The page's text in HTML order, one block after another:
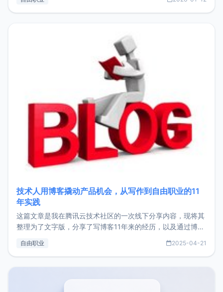
收入下降20%，但却过得很充实，2026年不求突破，但求保
技术人用博客撬动产品机会，从写作到自由职业的11
年实践
这篇文章是我在腾讯云技术社区的一次线下分享内容，现将其
整理为了文字版，分享了写博客11年来的经历，以及通过博客
了我的首个产品ImgURL的真实数据和产品现状。自我介绍大
自由职业 2025-04-21